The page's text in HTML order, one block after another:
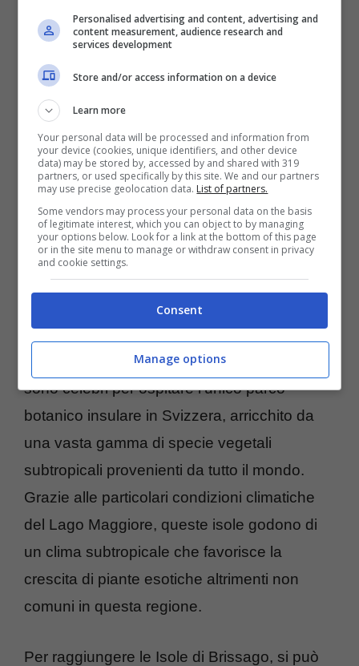
Isole di Brissago – foto fonte: ticinotopten.ch
Un’oasi nel cuore del Lago Maggiore
Ledue Isole di Brissago, immerse nel
suggestivo scenario delLago Maggiore
sono celebri per ospitare l’unico parco
botanico insulare in Svizzera, arricchito da
una vasta gamma di specie vegetali
subtropicali provenienti da tutto il mondo.
Grazie alle particolari condizioni climatiche
del Lago Maggiore, queste isole godono di
un clima subtropicale che favorisce la
crescita di piante esotiche altrimenti non
comuni in questa regione.
Per raggiungere le Isole di Brissago, si può
Personalised advertising and content, advertising and
content measurement, audience research and
services development
Store and/or access information on a device
Learn more
Your personal data will be processed and information from
your device (cookies, unique identifiers, and other device
data) may be stored by, accessed by and shared with 319
partners, or used specifically by this site. We and our partners
may use precise geolocation data. List of partners.
Some vendors may process your personal data on the basis
of legitimate interest, which you can object to by managing
your options below. Look for a link at the bottom of this page
or in the site menu to manage or withdraw consent in privacy
and cookie settings.
Consent
Manage options